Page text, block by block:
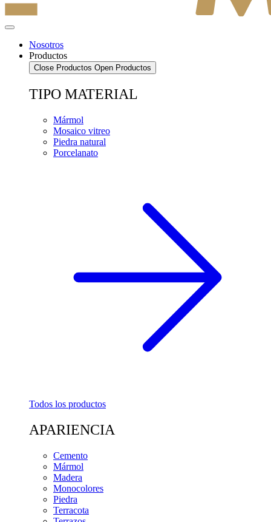
Nosotros
Productos
Close Productos Open Productos
TIPO MATERIAL
Mármol
Mosaico vitreo
Piedra natural
Porcelanato
Todos los productos
APARIENCIA
Cemento
Mármol
Madera
Monocolores
Piedra
Terracota